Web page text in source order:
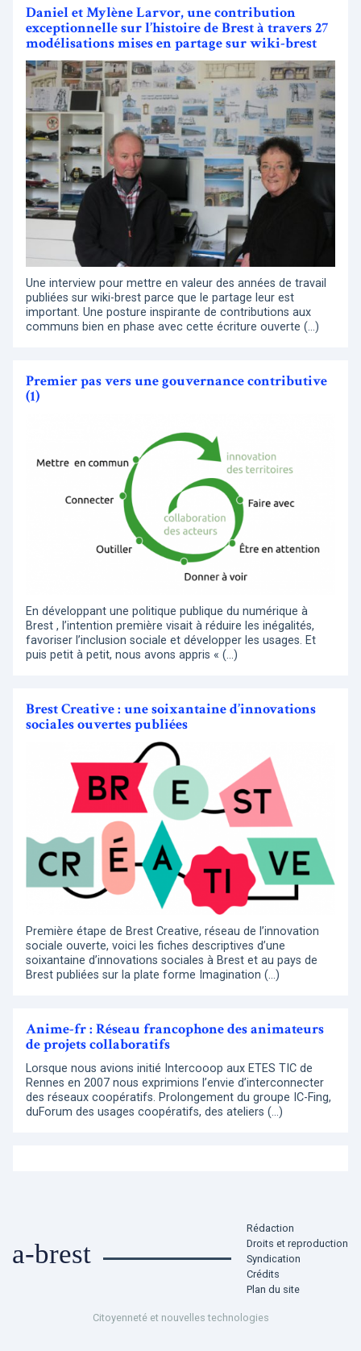
Daniel et Mylène Larvor, une contribution
exceptionnelle sur l’histoire de Brest à travers 27
modélisations mises en partage sur wiki-brest
Une interview pour mettre en valeur des années de travail
publiées sur wiki-brest parce que le partage leur est
important. Une posture inspirante de contributions aux
communs bien en phase avec cette écriture ouverte (…)
Premier pas vers une gouvernance contributive
(1)
En développant une politique publique du numérique à
Brest , l’intention première visait à réduire les inégalités,
favoriser l’inclusion sociale et développer les usages. Et
puis petit à petit, nous avons appris « (…)
Brest Creative : une soixantaine d’innovations
sociales ouvertes publiées
Première étape de Brest Creative, réseau de l’innovation
sociale ouverte, voici les fiches descriptives d’une
soixantaine d’innovations sociales à Brest et au pays de
Brest publiées sur la plate forme Imagination (…)
Anime-fr : Réseau francophone des animateurs
de projets collaboratifs
Lorsque nous avions initié Intercooop aux ETES TIC de
Rennes en 2007 nous exprimions l’envie d’interconnecter
des réseaux coopératifs. Prolongement du groupe IC-Fing,
duForum des usages coopératifs, des ateliers (…)
a-brest
Rédaction
Droits et reproduction
Syndication
Crédits
Plan du site
Citoyenneté et nouvelles technologies